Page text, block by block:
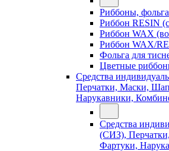
Риббоны,
Риббон RESIN
Риббон WAX
Риббон WAX/
Фольга для
Цветные
Средства
Перчатки, Маски,
Нарукавники,
Средства
(СИЗ),
Фартуки,